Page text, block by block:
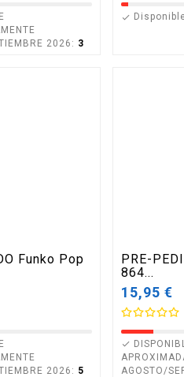
2026: 3

Funko Pop
2026: 5
PRE-
864...
15,95 €

AGOSTO/